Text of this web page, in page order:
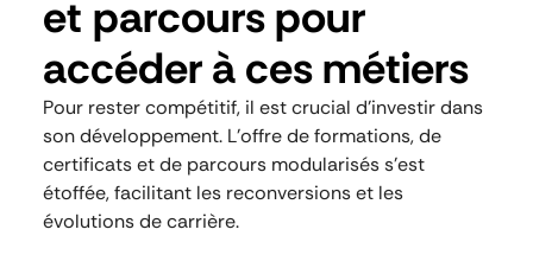
et parcours pour
accéder à ces métiers
Pour rester compétitif, il est crucial d’investir dans
son développement. L’offre de formations, de
certificats et de parcours modularisés s’est
étoffée, facilitant les reconversions et les
évolutions de carrière.